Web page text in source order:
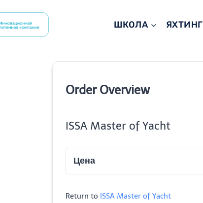
ШКОЛА ЯХТИНГ
Order Overview
ISSA Master of Yacht
Цена
Return to ISSA Master of Yacht